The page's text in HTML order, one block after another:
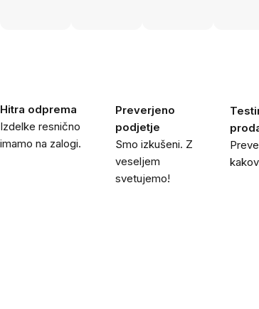
Hitra odprema
Izdelke resnično
imamo na zalogi.
Preverjeno
podjetje
Smo izkušeni. Z
veseljem
svetujemo!